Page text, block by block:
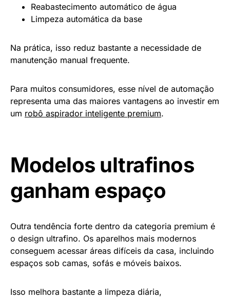
Reabastecimento automático de água
Limpeza automática da base
Na prática, isso reduz bastante a necessidade de
manutenção manual frequente.
Para muitos consumidores, esse nível de automação
representa uma das maiores vantagens ao investir em
um robô aspirador inteligente premium.
Modelos ultrafinos
ganham espaço
Outra tendência forte dentro da categoria premium é
o design ultrafino. Os aparelhos mais modernos
conseguem acessar áreas difíceis da casa, incluindo
espaços sob camas, sofás e móveis baixos.
Isso melhora bastante a limpeza diária,